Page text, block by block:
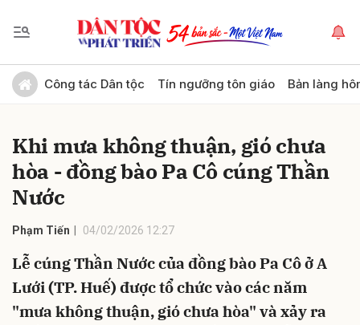
Công tác Dân tộc Tín ngưỡng tôn giáo Bản làng
Khi mưa không thuận, gió chưa
hòa - đồng bào Pa Cô cúng Thần
Nước
Phạm Tiến 04/02/2026 12:27
Lễ cúng Thần Nước của đồng bào Pa Cô ở A
Lưới (TP. Huế) được tổ chức vào các năm
"mưa không thuận, gió chưa hòa" và xảy ra
Gửi bình luận